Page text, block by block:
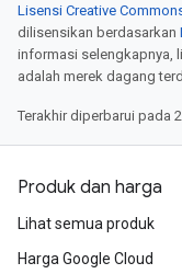
Lisensi Creative
dilisensikan berdasarkan
informasi selengkapnya,
adalah merek dagang
Terakhir diperbarui pada
Produk dan harga
Lihat semua produk
Harga Google Cloud